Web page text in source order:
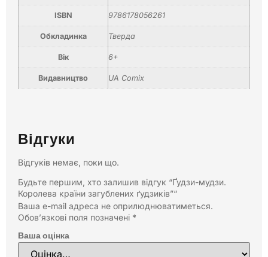
ISBN 9786178056261
Обкладинка Тверда
Вік 6+
Видавництво UA Comix
Відгуки
Відгуків немає, поки що.
Будьте першим, хто залишив відгук “Ґудзи-мудзи.
Королева країни загублених ґудзиків”“
Ваша e-mail адреса не оприлюднюватиметься.
Обов’язкові поля позначені *
Ваша оцінка